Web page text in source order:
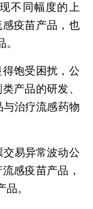
不同幅度的上
疫苗产品，也
饱受困扰，公
产品的研发、
治疗流感药物
易异常波动公
感疫苗产品，
。